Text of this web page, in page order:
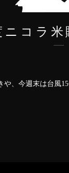
ニコラ米
、今週末は台風